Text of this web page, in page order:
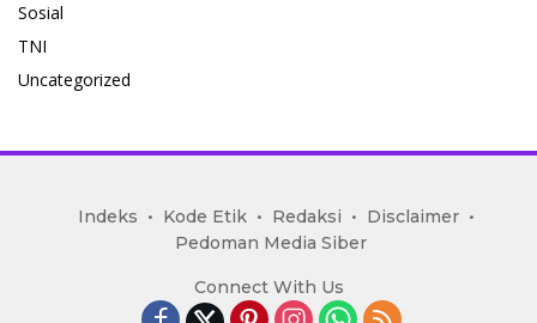
Sosial
TNI
Uncategorized
mediakoran.com
Indeks Kode Etik Redaksi
Disclaimer
Pedoman Media Siber
Connect With Us